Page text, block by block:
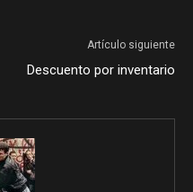
Artículo siguiente
Descuento por inventario